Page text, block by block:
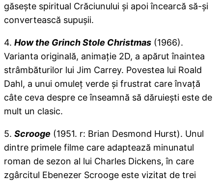
găseşte spiritual Crăciunului şi apoi încearcă să-şi
convertească supuşii.
4. How the Grinch Stole Christmas (1966).
Varianta originală, animaţie 2D, a apărut înaintea
strâmbăturilor lui Jim Carrey. Povestea lui Roald
Dahl, a unui omuleţ verde şi frustrat care învaţă
câte ceva despre ce înseamnă să dăruieşti este de
mult un clasic.
5. Scrooge (1951. r: Brian Desmond Hurst). Unul
dintre primele filme care adaptează minunatul
roman de sezon al lui Charles Dickens, în care
zgârcitul Ebenezer Scrooge este vizitat de trei